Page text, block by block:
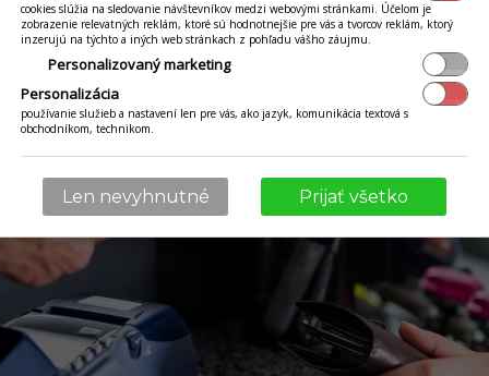
cookies slúžia na sledovanie návštevníkov medzi webovými stránkami. Účelom je
zobrazenie relevatných reklám, ktoré sú hodnotnejšie pre vás a tvorcov reklám, ktorý
inzerujú na týchto a iných web stránkach z pohľadu vášho záujmu.
Personalizovaný marketing
Personalizácia
používanie služieb a nastavení len pre vás, ako jazyk, komunikácia textová s
obchodníkom, technikom.
Len nevyhnutné Prijať všetko